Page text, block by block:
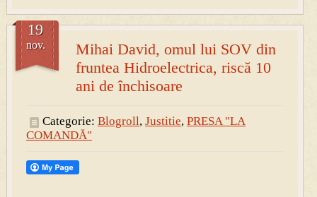
Mihai David, omul lui SOV din
fruntea Hidroelectrica, riscă 10
ani de închisoare
19
nov.
Categorie: Blogroll, Justitie, PRESA "LA
COMANDĂ"